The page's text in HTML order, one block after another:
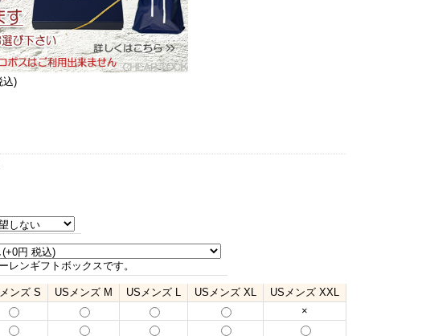
込)
レンギフトボックスです。
ンズ S USメンズ M USメンズ L USメンズ XL
USメンズ XXL
×